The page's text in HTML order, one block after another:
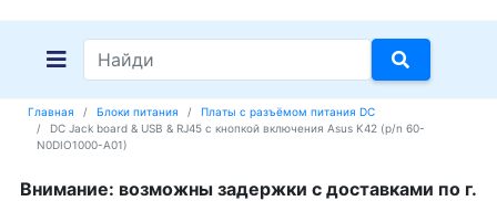
Главная Блоки питания
Платы с разъёмом питания DC
DC Jack board & USB & RJ45 с кнопкой включения Asus K42 (p/n 60-
N0DIO1000-A01)
Внимание: возможны задержки с доставками по г.